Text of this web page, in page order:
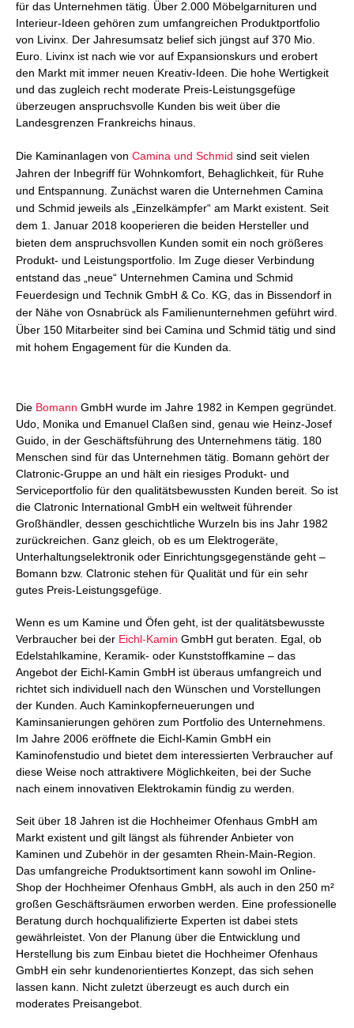
für das Unternehmen tätig. Über 2.000 Möbelgarnituren und
Interieur-Ideen gehören zum umfangreichen Produktportfolio
von Livinx. Der Jahresumsatz belief sich jüngst auf 370 Mio.
Euro. Livinx ist nach wie vor auf Expansionskurs und erobert
den Markt mit immer neuen Kreativ-Ideen. Die hohe Wertigkeit
und das zugleich recht moderate Preis-Leistungsgefüge
überzeugen anspruchsvolle Kunden bis weit über die
Landesgrenzen Frankreichs hinaus.
Die Kaminanlagen von Camina und Schmid sind seit vielen
Jahren der Inbegriff für Wohnkomfort, Behaglichkeit, für Ruhe
und Entspannung. Zunächst waren die Unternehmen Camina
und Schmid jeweils als „Einzelkämpfer“ am Markt existent. Seit
dem 1. Januar 2018 kooperieren die beiden Hersteller und
bieten dem anspruchsvollen Kunden somit ein noch größeres
Produkt- und Leistungsportfolio. Im Zuge dieser Verbindung
entstand das „neue“ Unternehmen Camina und Schmid
Feuerdesign und Technik GmbH & Co. KG, das in Bissendorf in
der Nähe von Osnabrück als Familienunternehmen geführt wird.
Über 150 Mitarbeiter sind bei Camina und Schmid tätig und sind
mit hohem Engagement für die Kunden da.
Die Bomann GmbH wurde im Jahre 1982 in Kempen gegründet.
Udo, Monika und Emanuel Claßen sind, genau wie Heinz-Josef
Guido, in der Geschäftsführung des Unternehmens tätig. 180
Menschen sind für das Unternehmen tätig. Bomann gehört der
Clatronic-Gruppe an und hält ein riesiges Produkt- und
Serviceportfolio für den qualitätsbewussten Kunden bereit. So ist
die Clatronic International GmbH ein weltweit führender
Großhändler, dessen geschichtliche Wurzeln bis ins Jahr 1982
zurückreichen. Ganz gleich, ob es um Elektrogeräte,
Unterhaltungselektronik oder Einrichtungsgegenstände geht –
Bomann bzw. Clatronic stehen für Qualität und für ein sehr
gutes Preis-Leistungsgefüge.
Wenn es um Kamine und Öfen geht, ist der qualitätsbewusste
Verbraucher bei der Eichl-Kamin GmbH gut beraten. Egal, ob
Edelstahlkamine, Keramik- oder Kunststoffkamine – das
Angebot der Eichl-Kamin GmbH ist überaus umfangreich und
richtet sich individuell nach den Wünschen und Vorstellungen
der Kunden. Auch Kaminkopferneuerungen und
Kaminsanierungen gehören zum Portfolio des Unternehmens.
Im Jahre 2006 eröffnete die Eichl-Kamin GmbH ein
Kaminofenstudio und bietet dem interessierten Verbraucher auf
diese Weise noch attraktivere Möglichkeiten, bei der Suche
nach einem innovativen Elektrokamin fündig zu werden.
Seit über 18 Jahren ist die Hochheimer Ofenhaus GmbH am
Markt existent und gilt längst als führender Anbieter von
Kaminen und Zubehör in der gesamten Rhein-Main-Region.
Das umfangreiche Produktsortiment kann sowohl im Online-
Shop der Hochheimer Ofenhaus GmbH, als auch in den 250 m²
großen Geschäftsräumen erworben werden. Eine professionelle
Beratung durch hochqualifizierte Experten ist dabei stets
gewährleistet. Von der Planung über die Entwicklung und
Herstellung bis zum Einbau bietet die Hochheimer Ofenhaus
GmbH ein sehr kundenorientiertes Konzept, das sich sehen
lassen kann. Nicht zuletzt überzeugt es auch durch ein
moderates Preisangebot.